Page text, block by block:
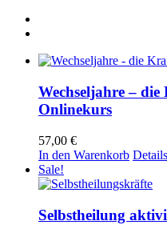
Wechseljahre –
Onlinekurs
57,00 €
In den Warenkorb Details
Sale!
Selbstheilung